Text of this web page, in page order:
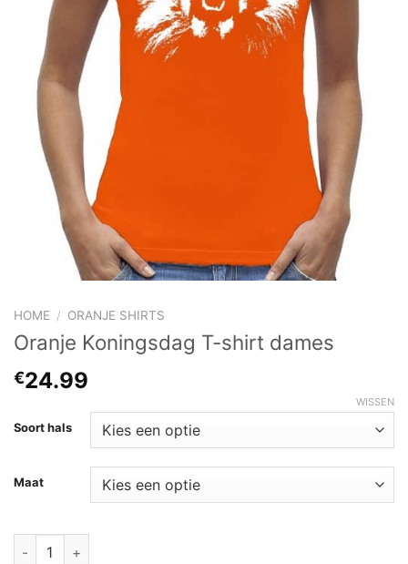
HOME / ORANJE SHIRTS
Oranje Koningsdag T-shirt dames
€24.99
Soort hals
Maat
WISSEN
Oranje Koningsdag T-shirt dames aantal